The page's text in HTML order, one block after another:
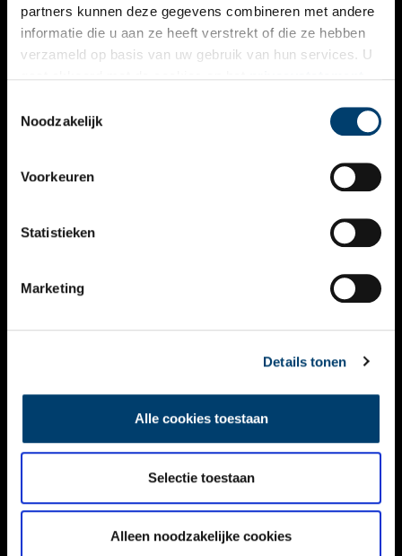
partners kunnen deze gegevens combineren met andere
informatie die u aan ze heeft verstrekt of die ze hebben
verzameld op basis van uw gebruik van hun services. U
Noodzakelijk
Voorkeuren
Statistieken
Marketing
Details tonen
Alle cookies toestaan
Selectie toestaan
Alleen noodzakelijke cookies
NIEUWS
KALENDER
ACTIVITEITEN
NIEUWSBRIEF
DISCLAIMER
TOEGANKELIJKHEID
Volg ONH op social media